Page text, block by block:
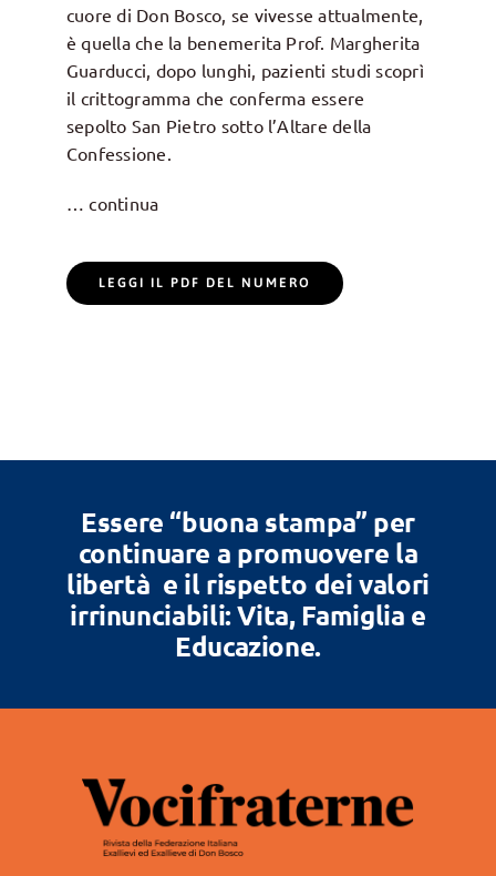
cuore di Don Bosco, se vivesse attualmente,
è quella che la benemerita Prof. Margherita
Guarducci, dopo lunghi, pazienti studi scoprì
il crittogramma che conferma essere
sepolto San Pietro sotto l’Altare della
Confessione.
… continua
LEGGI IL PDF DEL NUMERO
Essere “buona stampa” per
continuare a promuovere la
libertà e il rispetto dei valori
irrinunciabili: Vita, Famiglia e
Educazione.